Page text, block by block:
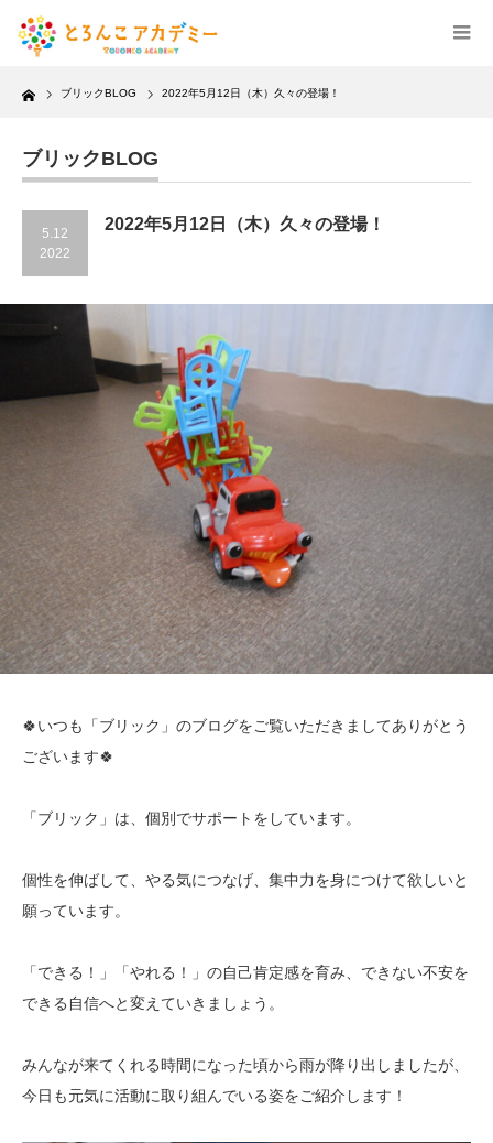
Home ブリックBLOG 2022年5月12日（木）久々の登場！
ブリックBLOG
5.12
2022
2022年5月12日（木）久々の登場！
🍀いつも「ブリック」のブログをご覧いただきましてありがとう
ございます🍀
「ブリック」は、個別でサポートをしています。
個性を伸ばして、やる気につなげ、集中力を身につけて欲しいと
願っています。
「できる！」「やれる！」の自己肯定感を育み、できない不安を
できる自信へと変えていきましょう。
みんなが来てくれる時間になった頃から雨が降り出しましたが、
今日も元気に活動に取り組んでいる姿をご紹介します！